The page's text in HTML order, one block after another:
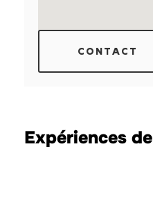
CONTACT
Expériences de